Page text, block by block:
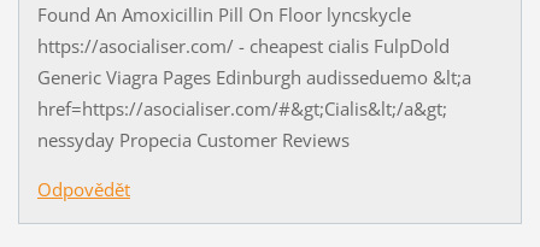
Found An Amoxicillin Pill On Floor lyncskycle
https://asocialiser.com/ - cheapest cialis FulpDold
Generic Viagra Pages Edinburgh audisseduemo &lt;a
href=https://asocialiser.com/#&gt;Cialis&lt;/a&gt;
nessyday Propecia Customer Reviews
Odpovědět